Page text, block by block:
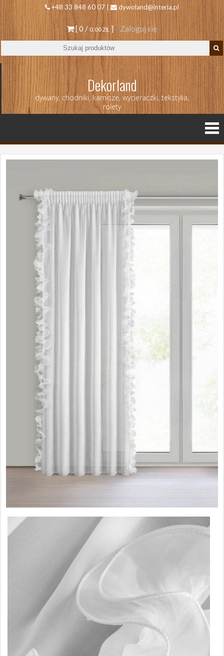
+48 33 848 60 07 | dywoland@interia.pl
[ 0 /0.00 ZŁ ] Zaloguj się
Dekorland
dywany, chodniki, karnisze, wycieraczki, tekstylia,
rolety